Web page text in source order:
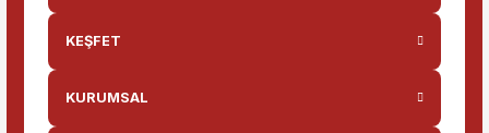
KEŞFET
KURUMSAL